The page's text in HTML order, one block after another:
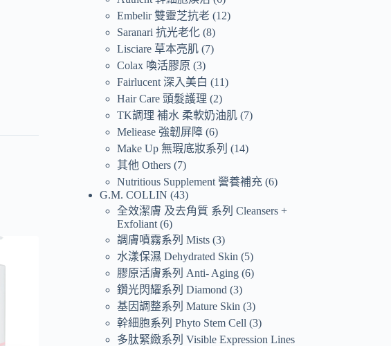
Embelir 雙靈芝抗老 12
Saranari 抗光老化 8
Lisciare 草本亮肌 7
Colax 喚活膠原 3
Fairlucent 深入美白
11
Hair Care 頭髮護理
2
TK調理 補水 柔軟奶油肌 7
Meliease 強韌屏障 6
Make Up 無瑕底妝系列
14
其他 Others 7
Nutritious Supplement 營養補充 6
G.M. COLLIN 43
全效潔膚 及去角質 系列 Cleansers +
Exfoliant 6
調膚噴霧系列 Mists 3
水漾保濕 Dehydrated Skin
5
膠原活膚系列 Anti- Aging 6
鑽光閃耀系列 Diamond 3
基因調整系列 Mature Skin 3
幹細胞系列 Phyto Stem Cell 3
多肽緊緻系列 Visible Expression Lines